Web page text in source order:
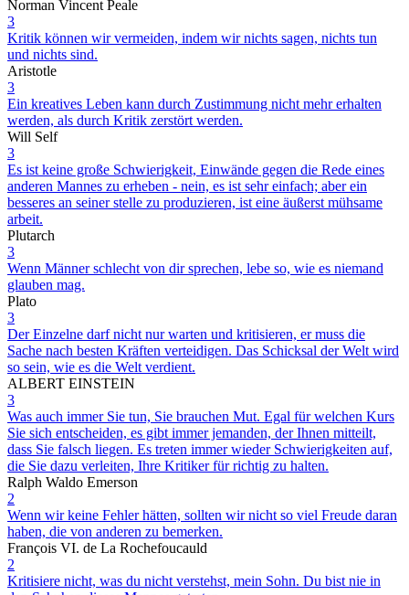
Norman Vincent Peale
3
Kritik können wir vermeiden, indem wir nichts sagen, nichts tun
und nichts sind.
Aristotle
3
Ein kreatives Leben kann durch Zustimmung nicht mehr erhalten
werden, als durch Kritik zerstört werden.
Will Self
3
Es ist keine große Schwierigkeit, Einwände gegen die Rede eines
anderen Mannes zu erheben - nein, es ist sehr einfach; aber ein
besseres an seiner stelle zu produzieren, ist eine äußerst mühsame
arbeit.
Plutarch
3
Wenn Männer schlecht von dir sprechen, lebe so, wie es niemand
glauben mag.
Plato
3
Der Einzelne darf nicht nur warten und kritisieren, er muss die
Sache nach besten Kräften verteidigen. Das Schicksal der Welt wird
so sein, wie es die Welt verdient.
ALBERT EINSTEIN
3
Was auch immer Sie tun, Sie brauchen Mut. Egal für welchen Kurs
Sie sich entscheiden, es gibt immer jemanden, der Ihnen mitteilt,
dass Sie falsch liegen. Es treten immer wieder Schwierigkeiten auf,
die Sie dazu verleiten, Ihre Kritiker für richtig zu halten.
Ralph Waldo Emerson
2
Wenn wir keine Fehler hätten, sollten wir nicht so viel Freude daran
haben, die von anderen zu bemerken.
François VI. de La Rochefoucauld
2
Kritisiere nicht, was du nicht verstehst, mein Sohn. Du bist nie in